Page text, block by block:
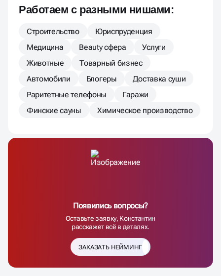
Работаем с разными нишами:
Строительство
Юриспруденция
Медицина
Beauty сфера
Услуги
Животные
Товарный бизнес
Автомобили
Блогеры
Доставка суши
Раритетные телефоны
Гаражи
Финские сауны
Химическое производство
Появились вопросы?
Оставьте заявку, Константин
расскажет всё в деталях.
ЗАКАЗАТЬ НЕЙМИНГ